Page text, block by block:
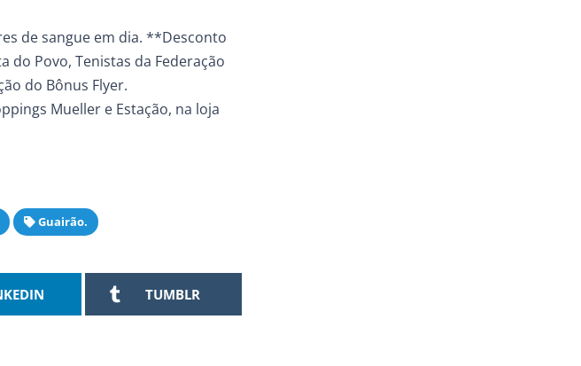
de sangue em dia. **Desconto
do Povo, Tenistas da Federação
do Bônus Flyer.
Mueller e Estação, na loja
Guairão.
TUMBLR